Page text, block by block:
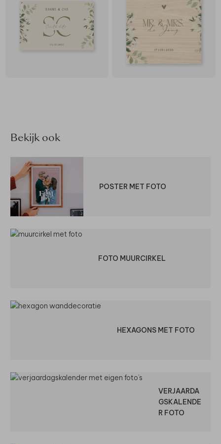
Bekijk ook
POSTER MET FOTO
FOTO MUURCIRKEL
HEXAGONS MET FOTO
VERJAARDA
GSKALENDE
R FOTO